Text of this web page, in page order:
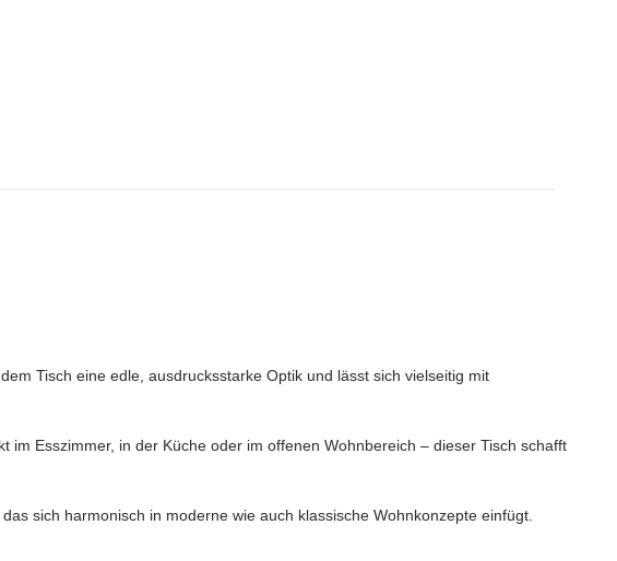
Tisch eine edle, ausdrucksstarke Optik und lässt sich vielseitig mit
Esszimmer, in der Küche oder im offenen Wohnbereich – dieser Tisch schafft
sich harmonisch in moderne wie auch klassische Wohnkonzepte einfügt.